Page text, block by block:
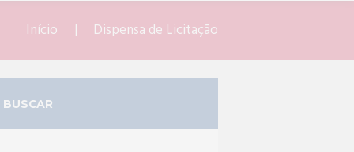
Início Dispensa de Licitação
BUSCAR